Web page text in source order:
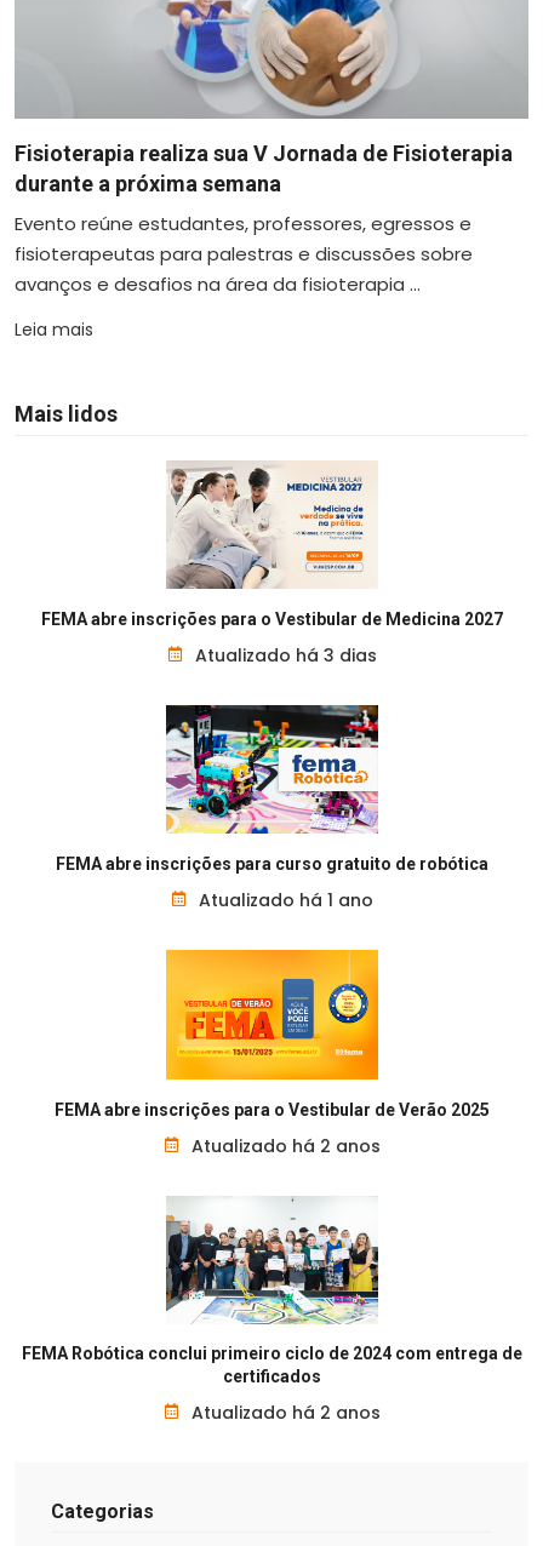
Fisioterapia realiza sua V Jornada de Fisioterapia
durante a próxima semana
Evento reúne estudantes, professores, egressos e
fisioterapeutas para palestras e discussões sobre
avanços e desafios na área da fisioterapia ...
Leia mais
Mais lidos
FEMA abre inscrições para o Vestibular de Medicina 2027
Atualizado há 3 dias
FEMA abre inscrições para curso gratuito de robótica
Atualizado há 1 ano
FEMA abre inscrições para o Vestibular de Verão 2025
Atualizado há 2 anos
FEMA Robótica conclui primeiro ciclo de 2024 com entrega de
certificados
Atualizado há 2 anos
Categorias